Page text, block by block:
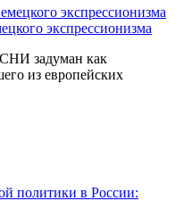
экспрессионизма
задуман как
из европейских